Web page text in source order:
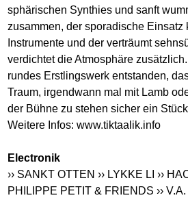
sphärischen Synthies und sanft
zusammen, der sporadische Einsatz
Instrumente und der verträumt
verdichtet die Atmosphäre
rundes Erstlingswerk entstanden,
Traum, irgendwann mal mit Lamb
der Bühne zu stehen sicher ein
Weitere Infos:www.tiktaalik.info
Electronik
›› SANKT OTTEN ›› LYKKE LI ››
PHILIPPE PETIT & FRIENDS ›› V.A.